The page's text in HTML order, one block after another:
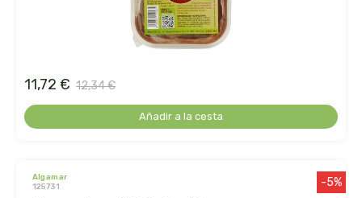
11,72 € 12,34 €
Añadir a la cesta
algamar
125731
-5%
irisana
jahisil